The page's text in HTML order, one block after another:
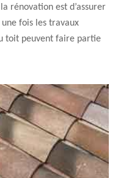
rénovation est d’assurer
fois les travaux
toit peuvent faire partie